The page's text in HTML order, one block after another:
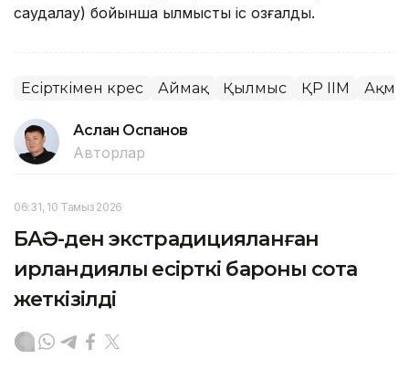
саудалау) бойынша қылмыстық іс қозғалды.
Есірткімен күрес Аймақ Қылмыс ҚР ІІМ
Аслан Оспанов
Авторлар
06:31, 10 Тамыз 2026
БАӘ-ден экстрадицияланған
ирландиялық есірткі бароны сотқа
жеткізілді